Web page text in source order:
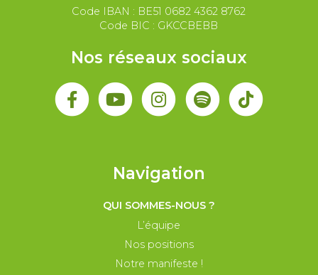
Code IBAN : BE51 0682 4362 8762
Code BIC : GKCCBEBB
Nos réseaux sociaux
Navigation
QUI SOMMES-NOUS ?
L’équipe
Nos positions
Notre manifeste !